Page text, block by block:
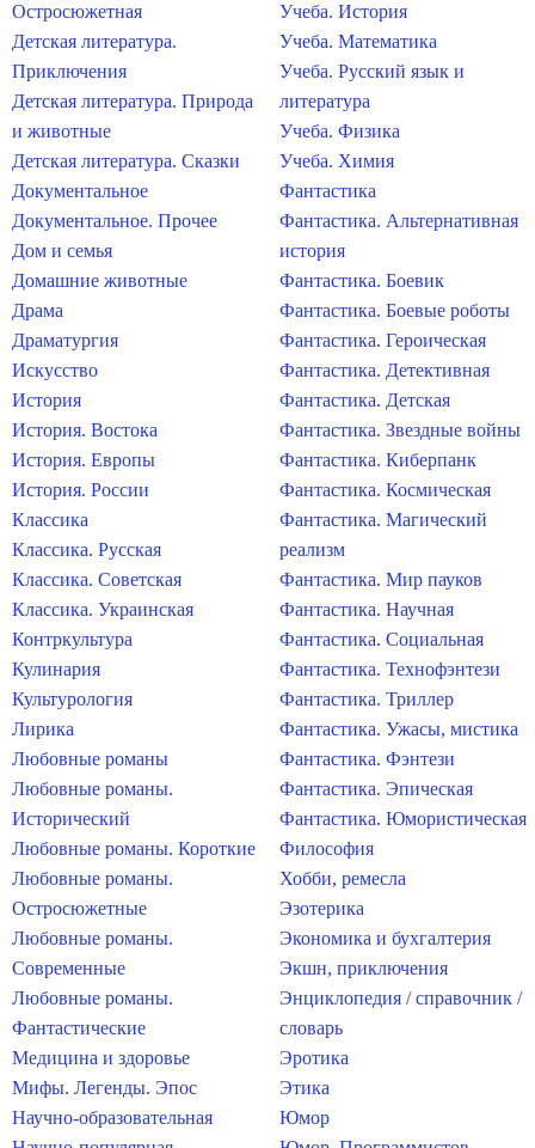
Остросюжетная
Детская литература.
Приключения
Детская литература. Природа
и животные
Детская литература. Сказки
Документальное
Документальное. Прочее
Дом и семья
Домашние животные
Драма
Драматургия
Искусство
История
История. Востока
История. Европы
История. России
Классика
Классика. Русская
Классика. Советская
Классика. Украинская
Контркультура
Кулинария
Культурология
Лирика
Любовные романы
Любовные романы.
Исторический
Любовные романы. Короткие
Любовные романы.
Остросюжетные
Любовные романы.
Современные
Любовные романы.
Фантастические
Медицина и здоровье
Мифы. Легенды. Эпос
Научно-образовательная
Учеба. История
Учеба. Математика
Учеба. Русский язык и
литература
Учеба. Физика
Учеба. Химия
Фантастика
Фантастика. Альтернативная
история
Фантастика. Боевик
Фантастика. Боевые роботы
Фантастика. Героическая
Фантастика. Детективная
Фантастика. Детская
Фантастика. Звездные войны
Фантастика. Киберпанк
Фантастика. Космическая
Фантастика. Магический
реализм
Фантастика. Мир пауков
Фантастика. Научная
Фантастика. Социальная
Фантастика. Технофэнтези
Фантастика. Триллер
Фантастика. Ужасы, мистика
Фантастика. Фэнтези
Фантастика. Эпическая
Фантастика. Юмористическая
Философия
Хобби, ремесла
Эзотерика
Экономика и бухгалтерия
Экшн, приключения
Энциклопедия / справочник /
словарь
Эротика
Этика
Юмор